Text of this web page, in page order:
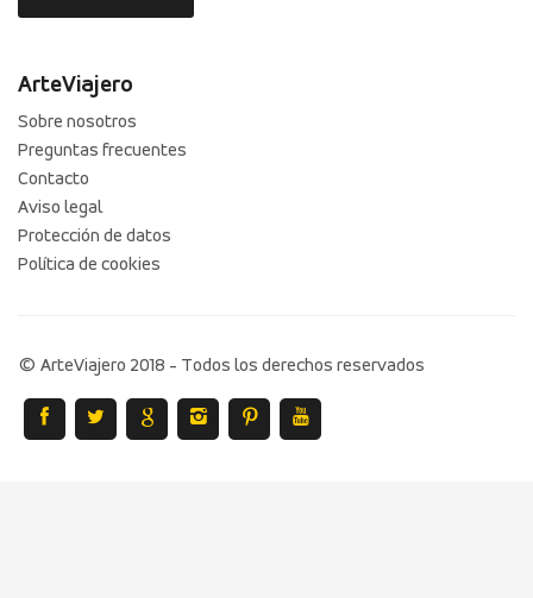
ArteViajero
Sobre nosotros
Preguntas frecuentes
Contacto
Aviso legal
Protección de datos
Política de cookies
© ArteViajero 2018 - Todos los derechos reservados